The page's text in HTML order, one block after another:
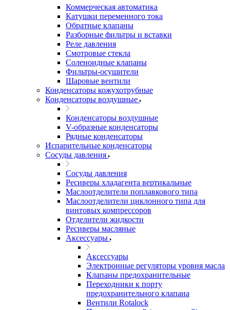
Коммерческая автоматика
Катушки переменного тока
Обратные клапаны
Разборные фильтры и вставки
Реле давления
Смотровые стекла
Соленоидные клапаны
Фильтры-осушители
Шаровые вентили
Конденсаторы кожухотрубные
Конденсаторы воздушные
Конденсаторы воздушные
V-образные конденсаторы
Рядные конденсаторы
Испарительные конденсаторы
Сосуды давления
Сосуды давления
Ресиверы хладагента вертикальные
Маслоотделители поплавкового типа
Маслоотделители циклонного типа для
винтовых компрессоров
Отделители жидкости
Ресиверы масляные
Аксессуары
Аксессуары
Электронные регуляторы уровня масла
Клапаны предохранительные
Переходники к порту
предохранительного клапана
Вентили Rotalock